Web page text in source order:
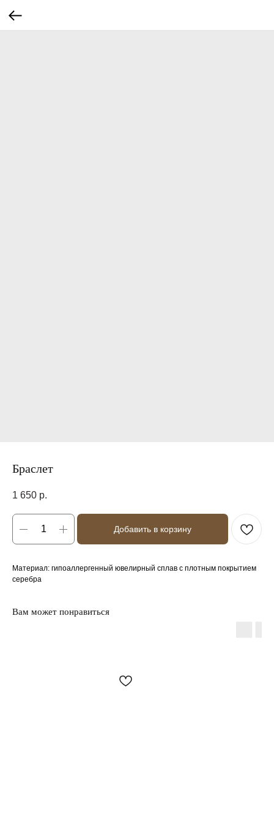
Браслет
1 650 р.
Добавить в корзину
Материал: гипоаллергенный ювелирный сплав с плотным покрытием
серебра
Вам может понравиться